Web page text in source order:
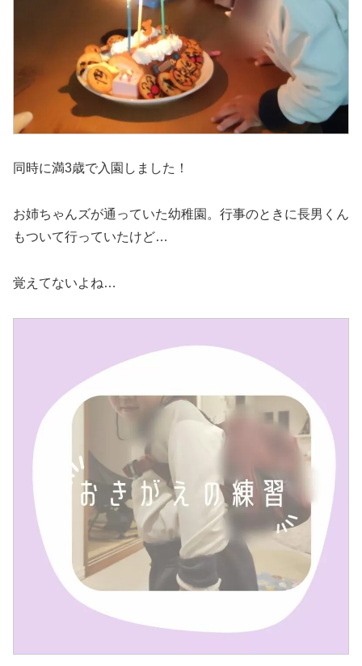
同時に満3歳で入園しました！
お姉ちゃんズが通っていた幼稚園。行事のときに長男くん
もついて行っていたけど…
覚えてないよね…